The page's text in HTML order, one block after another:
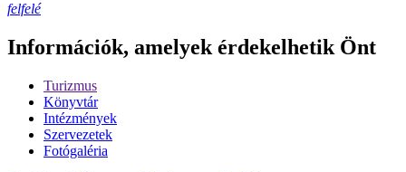
felfelé
Információk, amelyek érdekelhetik Önt
Turizmus
Könyvtár
Intézmények
Szervezetek
Fotógaléria